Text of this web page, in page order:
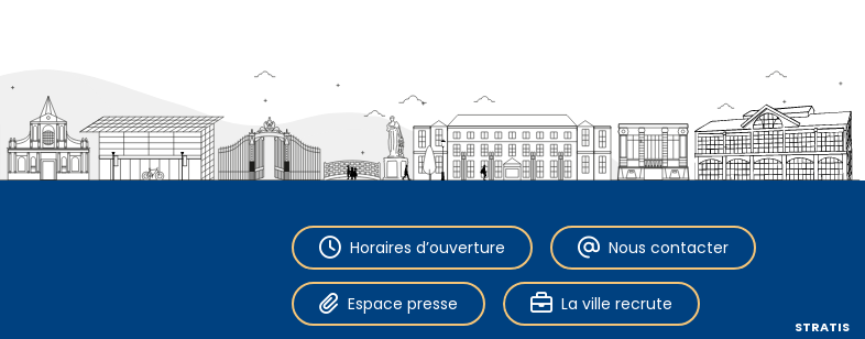
Horaires d’ouverture Nous contacter
Espace presse La ville recrute
STRATIS